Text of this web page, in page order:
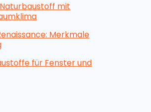
mit
Merkmale
für Fenster und